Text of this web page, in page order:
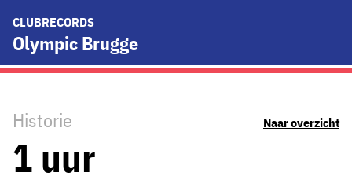
CLUBRECORDS
Olympic Brugge
Historie Naar overzicht
1 uur